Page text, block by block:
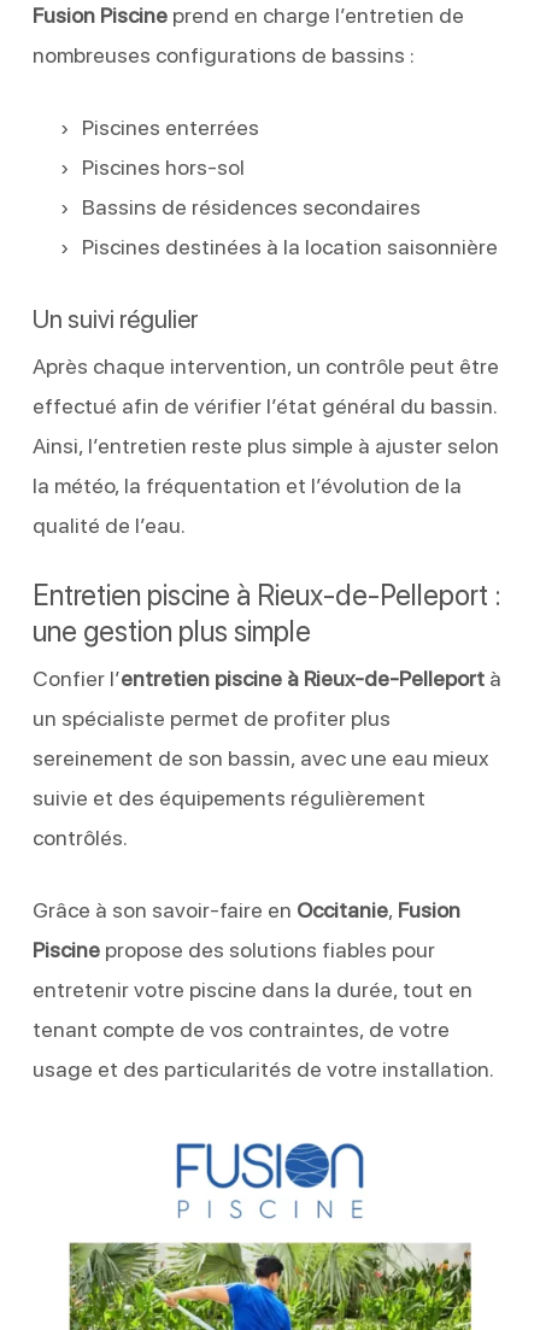
Fusion Piscineprend en charge l’entretien de
nombreuses configurations de bassins :
Piscines enterrées
Piscines hors-sol
Bassins de résidences secondaires
Piscines destinées à la location saisonnière
Un suivi régulier
Après chaque intervention, un contrôle peut être
effectué afin de vérifier l’état général du bassin.
Ainsi, l’entretien reste plus simple à ajuster selon
la météo, la fréquentation et l’évolution de la
qualité de l’eau.
Entretien piscine à Rieux-de-Pelleport :
une gestion plus simple
Confier l’entretien piscine à Rieux-de-Pelleportà
un spécialiste permet de profiter plus
sereinement de son bassin, avec une eau mieux
suivie et des équipements régulièrement
contrôlés.
Grâce à son savoir-faire en Occitanie, Fusion
Piscinepropose des solutions fiables pour
entretenir votre piscine dans la durée, tout en
tenant compte de vos contraintes, de votre
usage et des particularités de votre installation.